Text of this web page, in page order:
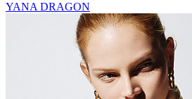
YANA DRAGON